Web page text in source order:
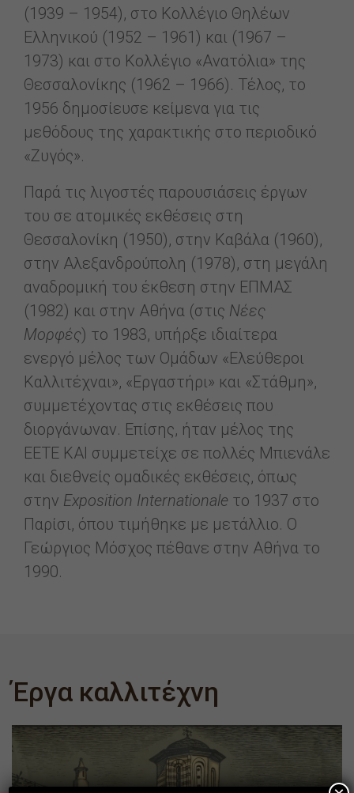
(1939 – 1954), στο Κολλέγιο Θηλέων
Ελληνικού (1952 – 1961) και (1967 –
1973) και στο Κολλέγιο «Ανατόλια» της
Θεσσαλονίκης (1962 – 1966). Τέλος, το
1956 δημοσίευσε κείμενα για τις
μεθόδους της χαρακτικής στο περιοδικό
«Ζυγός».
Παρά τις λιγοστές παρουσιάσεις έργων
του σε ατομικές εκθέσεις στη
Θεσσαλονίκη (1950), στην Καβάλα (1960),
στην Αλεξανδρούπολη (1978), στη μεγάλη
αναδρομική του έκθεση στην ΕΠΜΑΣ
(1982) και στην Αθήνα (στις Νέες
Μορφές) το 1983, υπήρξε ιδιαίτερα
ενεργό μέλος των Ομάδων «Ελεύθεροι
Καλλιτέχναι», «Εργαστήρι» και «Στάθμη»,
συμμετέχοντας στις εκθέσεις που
διοργάνωναν. Επίσης, ήταν μέλος της
ΕΕΤΕ ΚΑΙ συμμετείχε σε πολλές Μπιενάλε
και διεθνείς ομαδικές εκθέσεις, όπως
στην Exposition Internationale το 1937 στο
Παρίσι, όπου τιμήθηκε με μετάλλιο. Ο
Γεώργιος Μόσχος πέθανε στην Αθήνα το
1990.
Έργα καλλιτέχνη